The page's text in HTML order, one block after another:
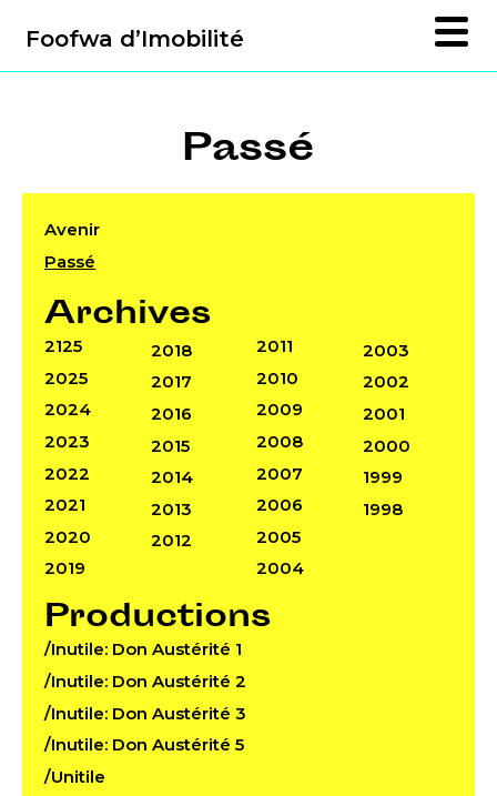
Foofwa d’Imobilité
Passé
Avenir
Passé
Archives
2125
2025
2024
2023
2022
2021
2020
2019
2018
2017
2016
2015
2014
2013
2012
2011
2010
2009
2008
2007
2006
2005
2004
2003
2002
2001
2000
1999
1998
Productions
/Inutile: Don Austérité 1
/Inutile: Don Austérité 2
/Inutile: Don Austérité 3
/Inutile: Don Austérité 5
/Unitile